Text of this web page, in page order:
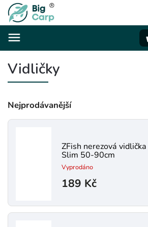
Vidličky
Nejprodávanější
ZFish nerezová
Slim 50-90cm
Vyprodáno
189 Kč